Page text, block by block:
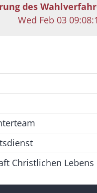
des
Wed Feb 03
Christlichen Lebens